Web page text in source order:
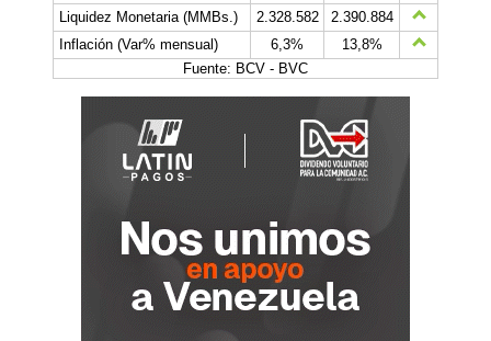
Liquidez Monetaria (MMBs.)
2.328.582
2.390.884
Inflación (Var% mensual)
6,3%
13,8%
Fuente: BCV - BVC